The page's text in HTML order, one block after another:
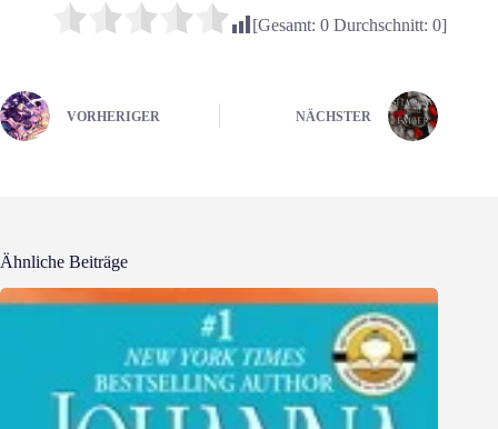
[Gesamt: 0Durchschnitt: 0]
VORHERIGER NÄCHSTER
Ähnliche Beiträge